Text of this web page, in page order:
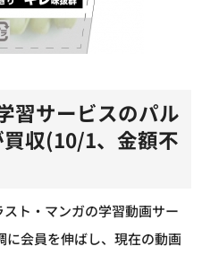
習サービスのパル
収(10/1、金額不
ト・マンガの学習動画サー
に会員を伸ばし、現在の動画